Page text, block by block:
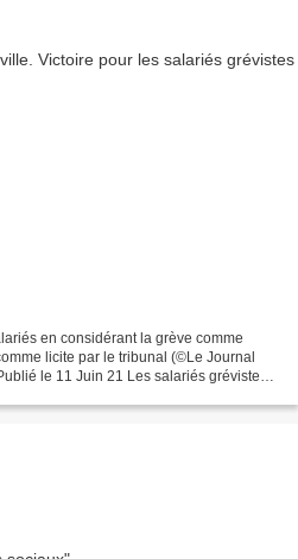
en considérant la grève comme
licite par le tribunal (©Le Journal
le 11 Juin 21 Les salariés grévistes